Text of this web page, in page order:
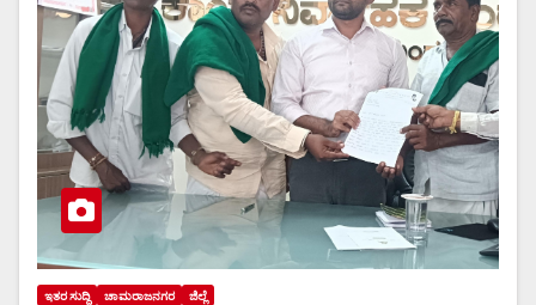
ಇತರ ಸುದ್ದಿ ಚಾಮರಾಜನಗರ ಜಿಲ್ಲೆ